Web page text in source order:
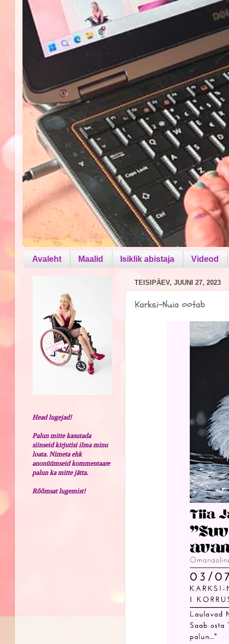
Avaleht Maalid Isiklik abistaja Videod
TEISIPÄEV, JUUNI 27, 2023
Karksi-Nuia ootab
Head lugejad!
Palun mitte kasutada
siinseid kirjutisi ilma minu
loata. Nimeta ehk
anonüümseid kommentaare
palun ka mitte jätta.
Rõõmsat lugemist!